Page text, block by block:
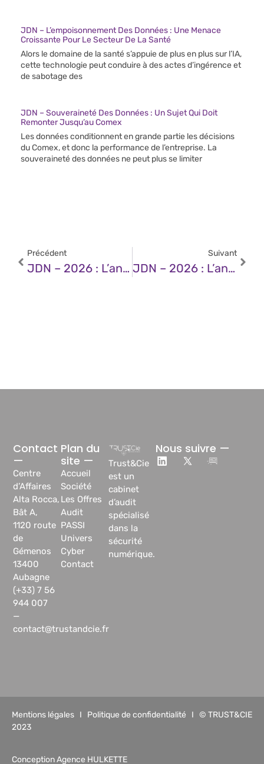
JDN – L’empoisonnement Des Données : Une Menace
Croissante Pour Le Secteur De La Santé
Alors le domaine de la santé s’appuie de plus en plus sur l’IA,
cette technologie peut conduire à des actes d’ingérence et
de sabotage des
JDN – Souveraineté Des Données : Un Sujet Qui Doit
Remonter Jusqu’au Comex
Les données conditionnent en grande partie les décisions
du Comex, et donc la performance de l’entreprise. La
souveraineté des données ne peut plus se limiter
Précédent
JDN – 2026 : L’année Charnière Qui Redéfinit L’architecture Des Data Centers
Suivant
JDN – 2026 : L’année Où Internet Dépassera L’intuition Humaine
Trust&Cie
est un
cabinet
d’audit
spécialisé
dans la
sécurité
numérique.
Plan du
site —
Accueil
Société
Les Offres
Audit
PASSI
Univers
Cyber
Contact
Contact
—
Centre
d’Affaires
Alta Rocca,
Bât A,
1120 route
de
Gémenos
13400
Aubagne
(+33) 7 56
944 007
—
contact@trustandcie.fr
Nous suivre —
Mentions légales I Politique de confidentialité I © TRUST&CIE
2023
Conception Agence HULKETTE